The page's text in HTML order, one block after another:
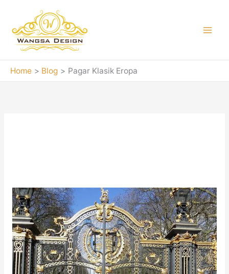
content
Home Blog Pagar Klasik Eropa
Model
Desain
Pagar
Rumah
Klasik
Mewah
Eropa